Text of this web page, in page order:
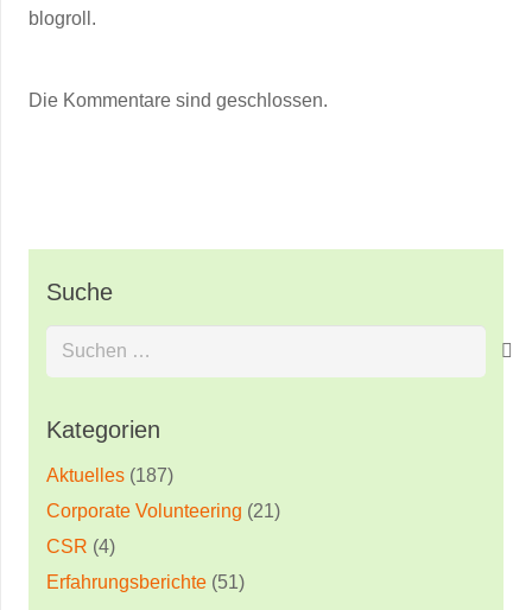
blogroll.
Die Kommentare sind geschlossen.
Suche
Suchen
nach:
Kategorien
Aktuelles (187)
Corporate Volunteering (21)
CSR (4)
Erfahrungsberichte (51)